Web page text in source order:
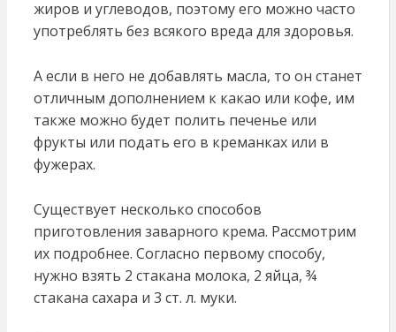
жиров и углеводов, поэтому его можно часто
употреблять без всякого вреда для здоровья.
А если в него не добавлять масла, то он станет
отличным дополнением к какао или кофе, им
также можно будет полить печенье или
фрукты или подать его в креманках или в
фужерах.
Существует несколько способов
приготовления заварного крема. Рассмотрим
их подробнее. Согласно первому способу,
нужно взять 2 стакана молока, 2 яйца, ¾
стакана сахара и 3 ст. л. муки.